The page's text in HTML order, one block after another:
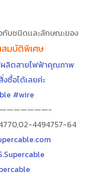
กับชนิดเเละลักษณะของ
มบัติพิเศษ
ลิตสายไฟฟ้าคุณภาพ
ซื้อได้เลยค่ะ
#wire
4494757-64